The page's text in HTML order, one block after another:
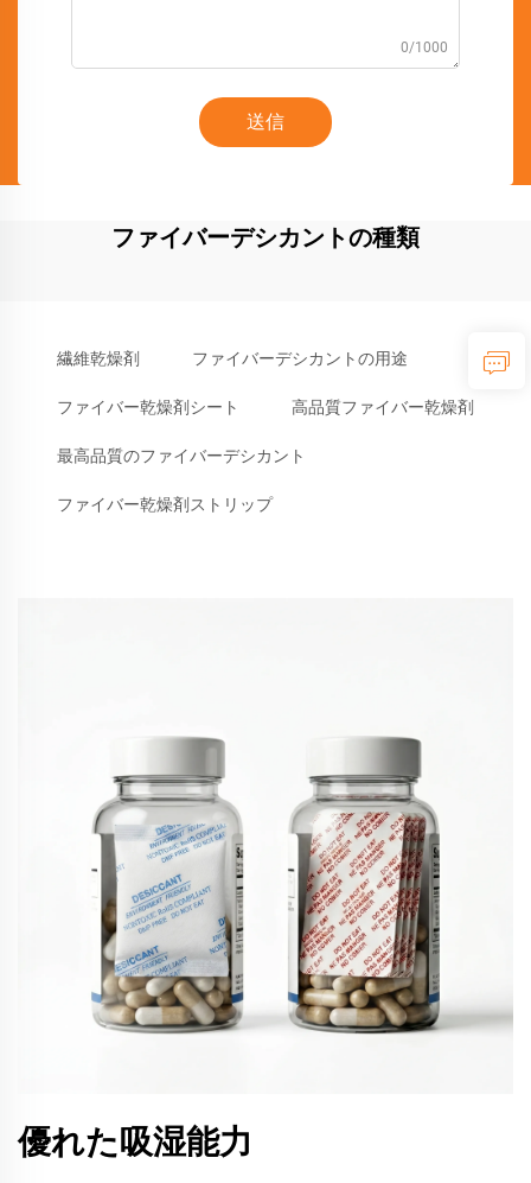
0/1000
送信
ファイバーデシカントの種類
繊維乾燥剤 ファイバーデシカントの用途
ファイバー乾燥剤シート 高品質ファイバー乾燥剤
最高品質のファイバーデシカント
ファイバー乾燥剤ストリップ
優れた吸湿能力